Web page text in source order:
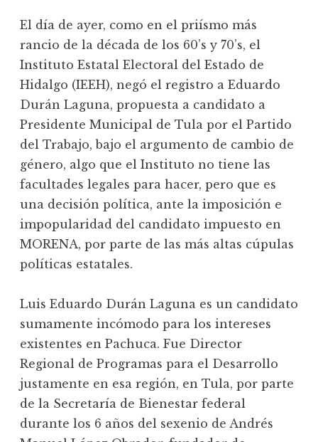
El día de ayer, como en el priísmo más
rancio de la década de los 60’s y 70’s, el
Instituto Estatal Electoral del Estado de
Hidalgo (IEEH), negó el registro a Eduardo
Durán Laguna, propuesta a candidato a
Presidente Municipal de Tula por el Partido
del Trabajo, bajo el argumento de cambio de
género, algo que el Instituto no tiene las
facultades legales para hacer, pero que es
una decisión política, ante la imposición e
impopularidad del candidato impuesto en
MORENA, por parte de las más altas cúpulas
políticas estatales.
Luis Eduardo Durán Laguna es un candidato
sumamente incómodo para los intereses
existentes en Pachuca. Fue Director
Regional de Programas para el Desarrollo
justamente en esa región, en Tula, por parte
de la Secretaría de Bienestar federal
durante los 6 años del sexenio de Andrés